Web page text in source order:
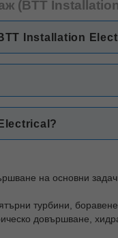
(BTT
Installation
на основни
турбини,
довършване,